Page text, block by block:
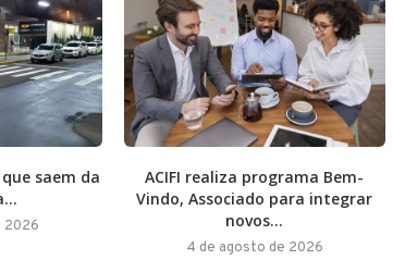
saem da
2026
ACIFI realiza programa Bem-
Vindo, Associado para integrar
novos...
4 de agosto de 2026